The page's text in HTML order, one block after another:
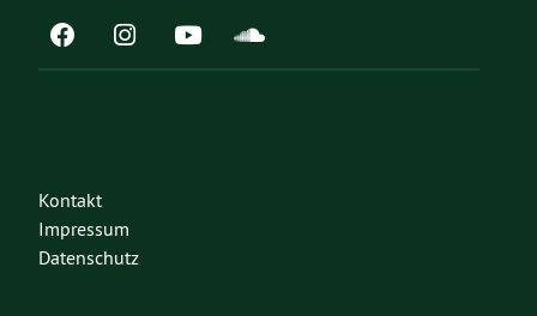
Kontakt
Impressum
Datenschutz